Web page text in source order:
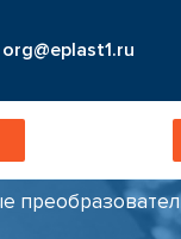
org@eplast1.ru